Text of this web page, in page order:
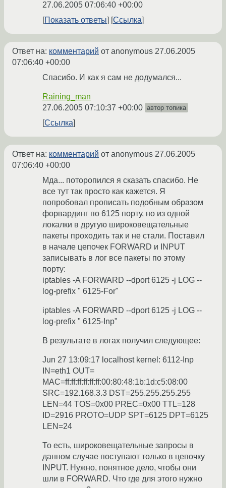
27.06.2005 07:06:40 +00:00
Показать ответы
Ссылка
Ответ на: комментарий от anonymous 27.06.2005
07:06:40 +00:00
Cпасибо. И как я сам не додумался...
Raining_man
27.06.2005 07:10:37 +00:00 автор топика
Ссылка
Ответ на: комментарий от anonymous 27.06.2005
07:06:40 +00:00
Мда... поторопился я сказать спасибо. Не
все тут так просто как кажется. Я
попробовал прописать подобным образом
форвардинг по 6125 порту, но из одной
локалки в другую широковещательные
пакеты проходить так и не стали. Поставил
в начале цепочек FORWARD и INPUT
записывать в лог все пакеты по этому
порту:
iptables -A FORWARD --dport 6125 -j LOG --
log-prefix " 6125-For"
iptables -A FORWARD --dport 6125 -j LOG --
log-prefix " 6125-Inp"
В результате в логах получил следующее:
Jun 27 13:09:17 localhost kernel: 6112-Inp
IN=eth1 OUT=
MAC=ff:ff:ff:ff:ff:ff:00:80:48:1b:1d:c5:08:00
SRC=192.168.3.3 DST=255.255.255.255
LEN=44 TOS=0x00 PREC=0x00 TTL=128
ID=2916 PROTO=UDP SPT=6125 DPT=6125
LEN=24
То есть, широковещательные запросы в
данном случае поступают только в цепочку
INPUT. Нужно, понятное дело, чтобы они
шли в FORWARD. Что где для этого нужно